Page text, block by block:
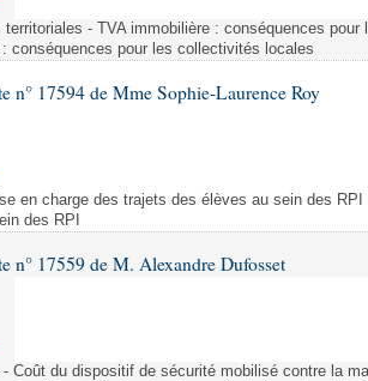
- TVA immobilière : conséquences
: conséquences pour les collectivités locales
n° 17594 de Mme Sophie-Laurence Roy
en charge des trajets des élèves au sein des
des RPI
n° 17559 de M. Alexandre Dufosset
- Coût du dispositif de sécurité mobilisé contre la